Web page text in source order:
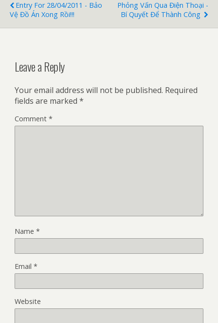
Entry For 28/04/2011 - Bảo
Vệ Đồ Án Xong Rồi!!!
Phỏng Vấn Qua Điện Thoại -
Bí Quyết Để Thành Công
Leave a Reply
Your email address will not be published. Required
fields are marked *
Comment *
Name *
Email *
Website